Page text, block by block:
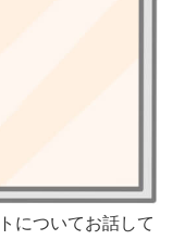
についてお話して